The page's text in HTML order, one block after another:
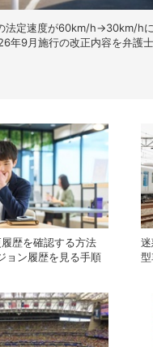
法定速度が60km/h→30km/h
年9月施行の改正内容を弁護
歴を確認する方法
ョン履歴を見る手順